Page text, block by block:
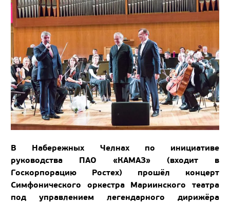
В Набережных Челнах по инициативе
руководства ПАО «КАМАЗ» (входит в
Госкорпорацию Ростех) прошёл концерт
Симфонического оркестра Мариинского театра
под управлением легендарного дирижёра